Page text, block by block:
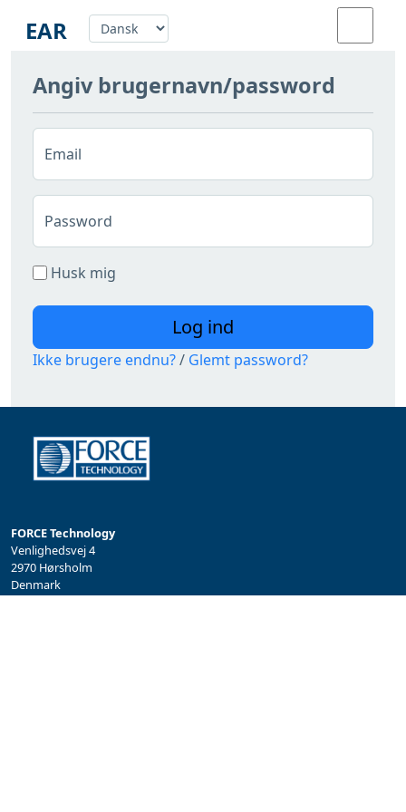
EAR
Auralisering
Værktøjer
Login
Angiv brugernavn/password
Email
Password
Husk mig
Log ind
Ikke brugere endnu?/ Glemt password?
FORCE Technology
Venlighedsvej 4
2970 Hørsholm
Denmark